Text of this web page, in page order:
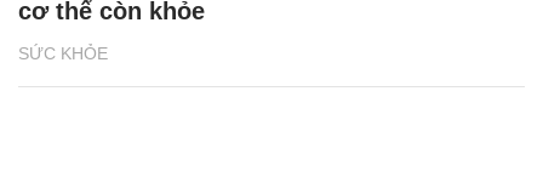
SỨC KHỎE
cơ thể còn khỏe